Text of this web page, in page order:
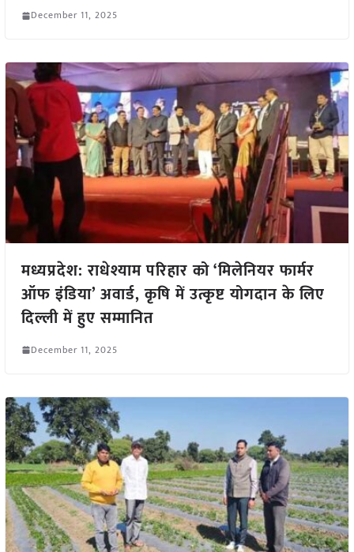
December 11, 2025
मध्यप्रदेश: राधेश्याम परिहार को ‘मिलेनियर फार्मर
ऑफ इंडिया’ अवार्ड, कृषि में उत्कृष्ट योगदान के लिए
दिल्ली में हुए सम्मानित
December 11, 2025